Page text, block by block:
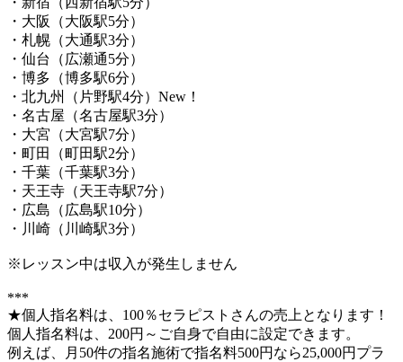
・大阪（大阪駅5分）
・札幌（大通駅3分）
・仙台（広瀬通5分）
・博多（博多駅6分）
・北九州（片野駅4分）New！
・名古屋（名古屋駅3分）
・大宮（大宮駅7分）
・町田（町田駅2分）
・千葉（千葉駅3分）
・天王寺（天王寺駅7分）
・広島（広島駅10分）
・川崎（川崎駅3分）
※レッスン中は収入が発生しません
***
★個人指名料は、100％セラピストさんの売上となります！
個人指名料は、200円～ご自身で自由に設定できます。
例えば、月50件の指名施術で指名料500円なら25,000円プラ